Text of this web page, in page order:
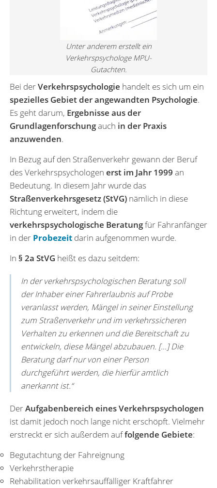
Unter anderem erstellt ein
Verkehrspsychologe MPU-
Gutachten.
Bei derVerkehrspsychologie handelt es sich um ein
spezielles Gebiet der angewandten Psychologie.
Es geht darum, Ergebnisse aus der
Grundlagenforschungauch in der Praxis
anzuwenden.
In Bezug auf den Straßenverkehr gewann der Beruf
des Verkehrspsychologen erst im Jahr 1999 an
Bedeutung. In diesem Jahr wurde das
Straßenverkehrsgesetz (StVG) nämlich in diese
Richtung erweitert, indem die
verkehrspsychologische Beratungfür Fahranfänger
in der Probezeit darin aufgenommen wurde.
In § 2a StVG heißt es dazu seitdem:
In der verkehrspsychologischen Beratung soll
der Inhaber einer Fahrerlaubnis auf Probe
veranlasst werden, Mängel in seiner Einstellung
zum Straßenverkehr und im verkehrssicheren
Verhalten zu erkennen und die Bereitschaft zu
entwickeln, diese Mängel abzubauen. […] Die
Beratung darf nur von einer Person
durchgeführt werden, die hierfür amtlich
anerkannt ist.“
DerAufgabenbereich eines Verkehrspsychologen
ist damit jedoch noch lange nicht erschöpft. Vielmehr
erstreckt er sich außerdem auffolgende Gebiete:
Begutachtung der Fahreignung
Verkehrstherapie
Rehabilitation verkehrsauffälliger Kraftfahrer